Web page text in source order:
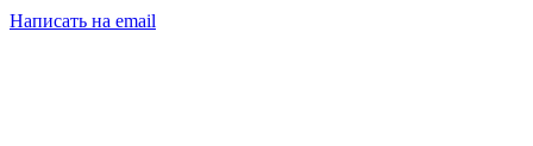
Написать на email